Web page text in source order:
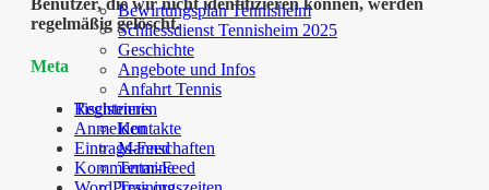
Bewirtungsplan Tennisheim
Schliessdienst Tennisheim 2025
Geschichte
Angebote und Infos
Anfahrt Tennis
Tischtennis
Kontakte
Mannschaften
Termine
regelmäßig gelöscht.
Meta
Registrieren
Anmelden
Eintrags-Feed
Kommentar-Feed